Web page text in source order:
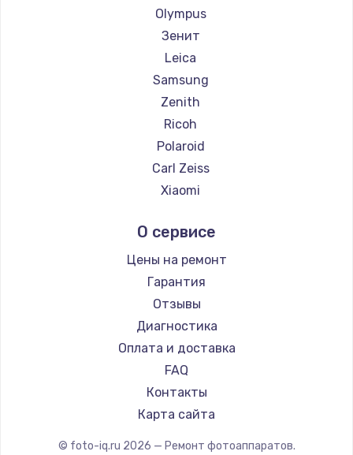
Замена системной платы
1500 руб.
Замена температурного датчика
2500 руб.
Замена электроконфорки
Заказать
Техобслуживание
900 руб.
Заказать
Установка / подключение / демонтаж
1300 руб.
Заказать
Olympus
Зенит
Leica
Samsung
Zenith
Ricoh
Polaroid
Carl Zeiss
Xiaomi
Kodak
Blackmagic
О сервисе
Цены на ремонт
Гарантия
Отзывы
Диагностика
Оплата и доставка
FAQ
Контакты
Карта сайта
© foto-iq.ru 2026 — Ремонт фотоаппаратов.